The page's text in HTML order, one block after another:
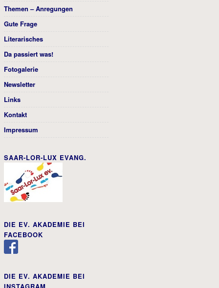
Themen – Anregungen
Gute Frage
Literarisches
Da passiert was!
Fotogalerie
Newsletter
Links
Kontakt
Impressum
SAAR-LOR-LUX EVANG.
DIE EV. AKADEMIE BEI
FACEBOOK
DIE EV. AKADEMIE BEI